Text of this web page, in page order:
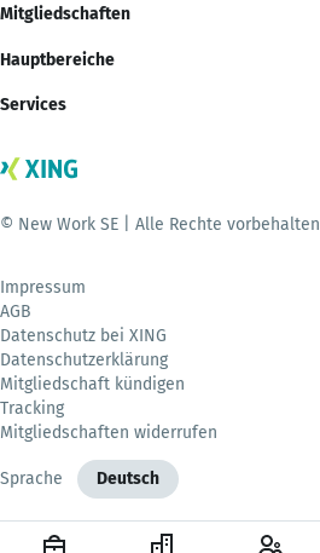
Mitgliedschaften
Hauptbereiche
Services
© New Work SE | Alle Rechte vorbehalten
Impressum
AGB
Datenschutz bei XING
Datenschutzerklärung
Mitgliedschaft kündigen
Tracking
Mitgliedschaften widerrufen
Sprache Deutsch